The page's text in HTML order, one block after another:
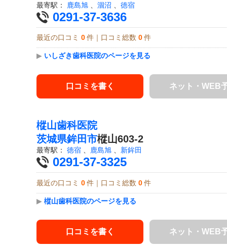
最寄駅： 鹿島旭 涸沼 徳宿
0291-37-3636
最近の口コミ 0 件｜口コミ総数 0 件
▶ いしざき歯科医院のページを見る
口コミを書く ネット・WEB
樅山歯科医院
茨城県鉾田市樅山603-2
最寄駅： 徳宿 、 鹿島旭 、 新鉾田
0291-37-3325
最近の口コミ 0 件｜口コミ総数 0 件
▶ 樅山歯科医院のページを見る
口コミを書く ネット・WEB